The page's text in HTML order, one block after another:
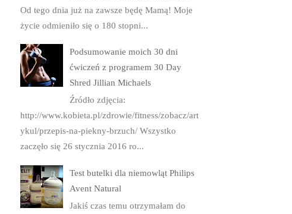
Od tego dnia już na zawsze będę Mamą! Moje
życie odmieniło się o 180 stopni...
Podsumowanie moich 30 dni
ćwiczeń z programem 30 Day
Shred Jillian Michaels
Źródło zdjęcia:
http://www.kobieta.pl/zdrowie/fitness/zobacz/art
ykul/przepis-na-piekny-brzuch/ Wszystko
zaczęło się 26 stycznia 2016 ro...
Test butelki dla niemowląt Philips
Avent Natural
Jakiś czas temu otrzymałam do